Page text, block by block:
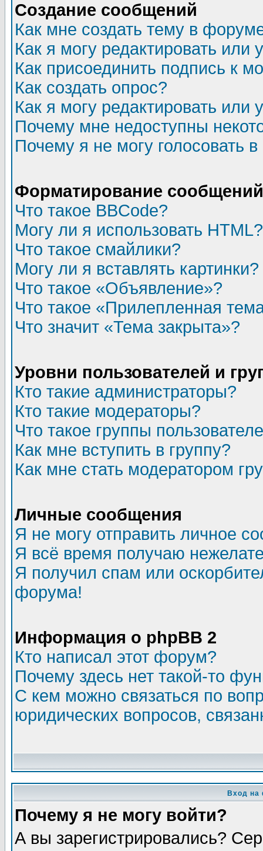
Создание сообщений
Как мне создать тему в
Как я могу редактировать или
Как присоединить подпись к
Как создать опрос?
Как я могу редактировать или
Почему мне недоступны
Почему я не могу голосовать
Форматирование
Что такое BBCode?
Могу ли я использовать HTML?
Что такое смайлики?
Могу ли я вставлять картинки?
Что такое «Объявление»?
Что такое «Прилепленная
Что значит «Тема закрыта»?
Уровни пользователей и
Кто такие администраторы?
Кто такие модераторы?
Что такое группы
Как мне вступить в группу?
Как мне стать модератором
Личные сообщения
Я не могу отправить личное
Я всё время получаю
Я получил спам или
форума!
Информация о phpBB 2
Кто написал этот форум?
Почему здесь нет такой-то
С кем можно связаться по
юридических вопросов,
Вход на
Почему я не могу войти?
А вы зарегистрировались?